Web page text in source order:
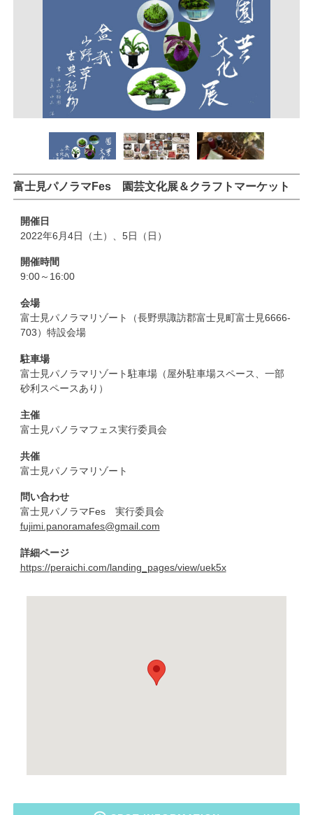
富士見パノラマFes 園芸文化展＆クラフトマーケット
開催日
2022年6月4日（土）、5日（日）
開催時間
9:00～16:00
会場
富士見パノラマリゾート（長野県諏訪郡富士見町富士見6666-
703）特設会場
駐車場
富士見パノラマリゾート駐車場（屋外駐車場スペース、一部
砂利スペースあり）
主催
富士見パノラマフェス実行委員会
共催
富士見パノラマリゾート
問い合わせ
富士見パノラマFes 実行委員会
fujimi.panoramafes@gmail.com
詳細ページ
https://peraichi.com/landing_pages/view/uek5x